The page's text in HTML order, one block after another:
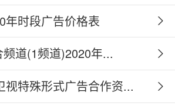
年时段广告价格表
道(1频道)2020年...
视特殊形式广告合作资...